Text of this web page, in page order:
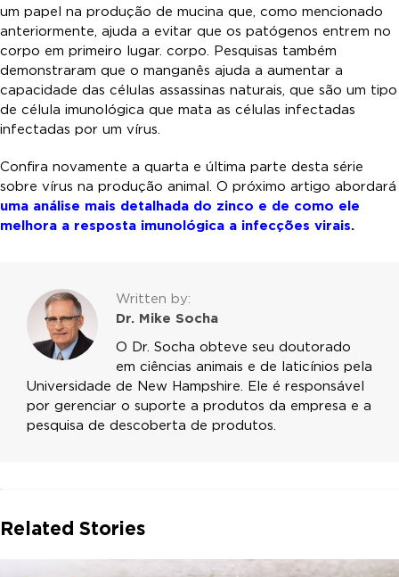
um papel na produção de mucina que, como mencionado
anteriormente, ajuda a evitar que os patógenos entrem no
corpo em primeiro lugar. corpo. Pesquisas também
demonstraram que o manganês ajuda a aumentar a
capacidade das células assassinas naturais, que são um tipo
de célula imunológica que mata as células infectadas
infectadas por um vírus.
Confira novamente a quarta e última parte desta série
sobre vírus na produção animal. O próximo artigo abordará
uma análise mais detalhada do zinco e de como ele
melhora a resposta imunológica a infecções virais.
Written by:
Dr. Mike Socha
O Dr. Socha obteve seu doutorado
em ciências animais e de laticínios pela
Universidade de New Hampshire. Ele é responsável
por gerenciar o suporte a produtos da empresa e a
pesquisa de descoberta de produtos.
Related Stories